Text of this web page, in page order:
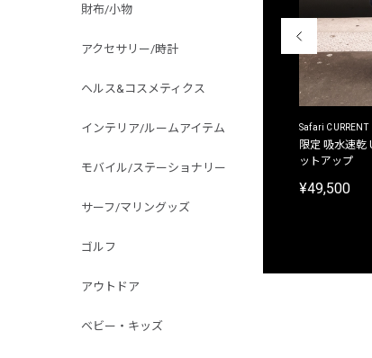
財布/小物
アクセサリー/時計
ヘルス&コスメティクス
インテリア/ルームアイテム
モバイル/ステーショナリー
サーフ/マリングッズ
ゴルフ
アウトドア
ベビー・キッズ
Safari CURRENT
限定 吸水速乾
ットアップ
¥49,500